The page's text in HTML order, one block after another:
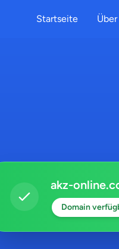
Startseite
akz-
Domain